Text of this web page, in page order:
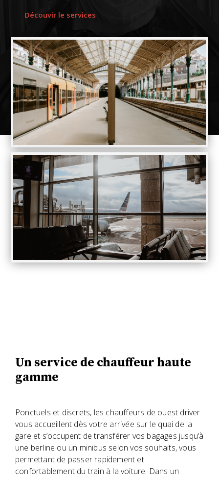
Découvir le services
Un service de chauffeur haute
gamme
Ponctuels et discrets, les chauffeurs de ouest driver
vous accueillent dès votre arrivée sur le quai de la
gare et s’occupent de transférer vos bagages jusqu’à
une berline ou un minibus selon vos souhaits, vous
permettant de passer rapidement et
confortablement du train à la voiture. Dans un